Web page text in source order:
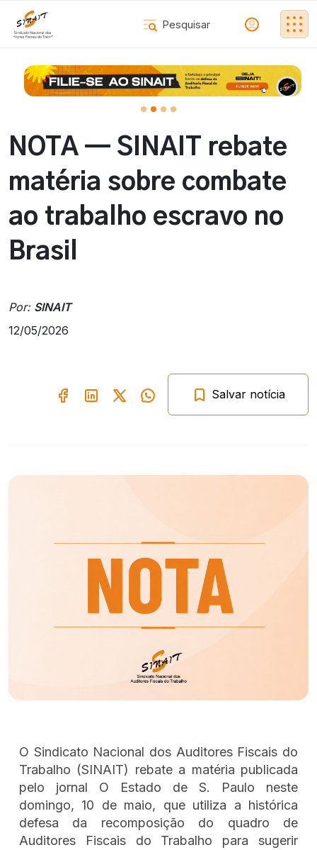
NOTA — SINAIT rebate
matéria sobre combate
ao trabalho escravo no
Brasil
Por: SINAIT
12/05/2026
Salvar notícia
O Sindicato Nacional dos Auditores Fiscais do
Trabalho (SINAIT) rebate a matéria publicada
pelo jornal O Estado de S. Paulo neste
domingo, 10 de maio, que utiliza a histórica
defesa da recomposição do quadro de
Auditores Fiscais do Trabalho para sugerir